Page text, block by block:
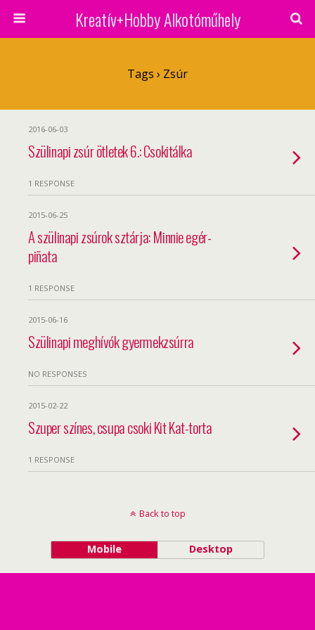
Kreatív+Hobby Alkotóműhely
Tags › Zsúr
2016-06-03
Szülinapi zsúr ötletek 6.: Csokitálka
1 RESPONSE
2015-06-25
A szülinapi zsúrok sztárja: Minnie egér-
piñata
1 RESPONSE
2015-06-16
Szülinapi meghívók gyermekzsúrra
NO RESPONSES
2015-02-22
Szuper színes, csupa csoki Kit Kat-torta
1 RESPONSE
Back to top
Mobile Desktop